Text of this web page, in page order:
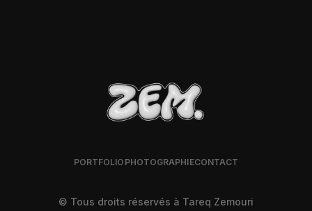
PORTFOLIO PHOTOGRAPHIECONTACT
© Tous droits réservés à Tareq Zemouri